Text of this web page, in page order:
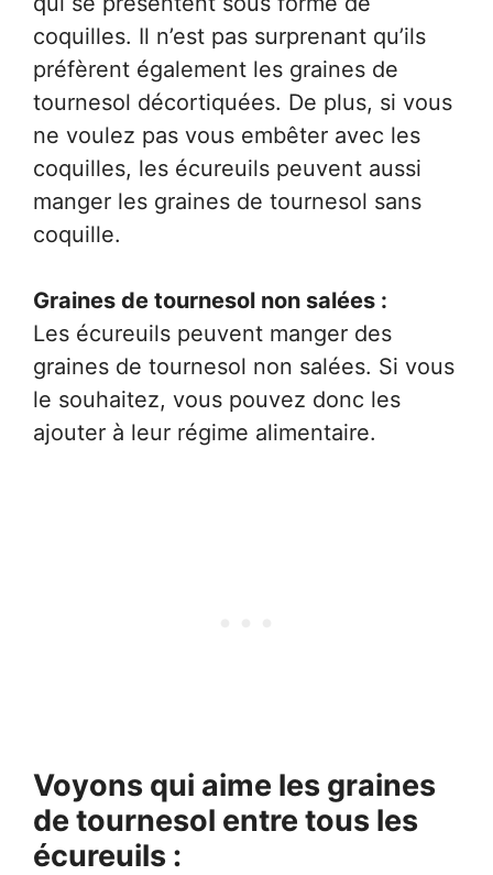
coquilles. Il n’est pas surprenant qu’ils
préfèrent également les graines de
tournesol décortiquées. De plus, si vous
ne voulez pas vous embêter avec les
coquilles, les écureuils peuvent aussi
manger les graines de tournesol sans
coquille.
Graines de tournesol non salées :
Les écureuils peuvent manger des
graines de tournesol non salées. Si vous
le souhaitez, vous pouvez donc les
ajouter à leur régime alimentaire.
Voyons qui aime les graines
de tournesol entre tous les
écureuils :